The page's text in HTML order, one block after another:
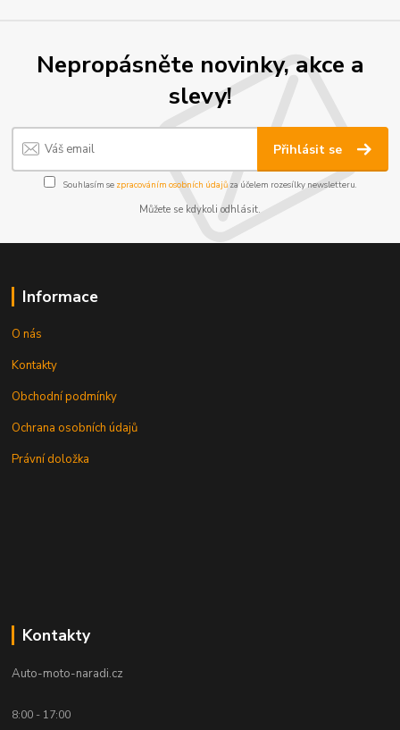
Nepropásněte novinky, akce a
slevy!
Přihlásit se
Souhlasím se zpracováním osobních údajůza účelem rozesílky newsletteru.
Můžete se kdykoli odhlásit.
Informace
O nás
Kontakty
Obchodní podmínky
Ochrana osobních údajů
Právní doložka
Kontakty
Auto-moto-naradi.cz
8:00 - 17:00